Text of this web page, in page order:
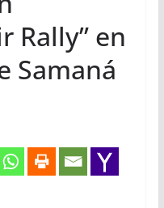
Rally” en
Samaná